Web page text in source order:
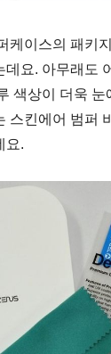
케이스의 패키
요. 아무래도
색상이 더욱 눈
스킨에어 범퍼
요.